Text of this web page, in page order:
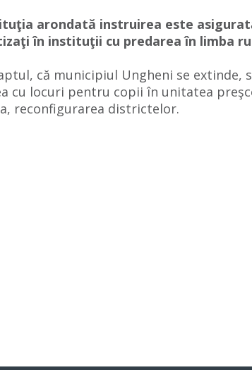
arondată instruirea este
în instituţii cu predarea în limba
că municipiul Ungheni se
cu locuri pentru copii în unitatea
reconfigurarea districtelor.